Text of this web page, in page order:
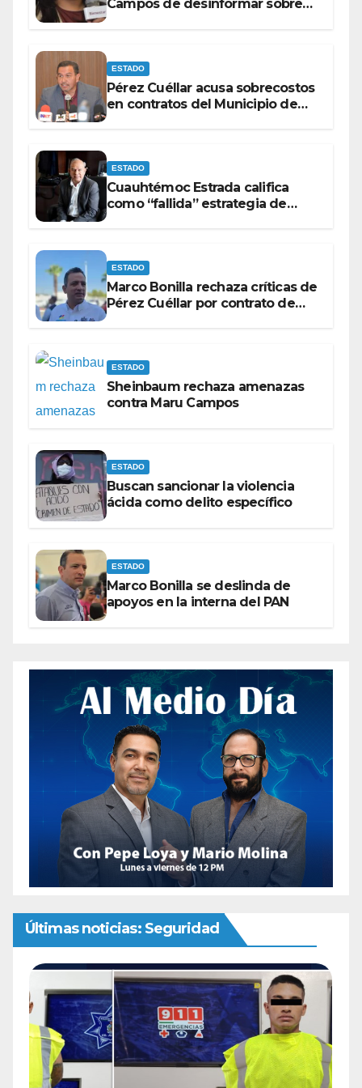
Campos de desinformar sobre
ESTADO
Pérez Cuéllar acusa sobrecostos
en contratos del Municipio de
ESTADO
Cuauhtémoc Estrada califica
como “fallida” estrategia de
ESTADO
Marco Bonilla rechaza críticas de
Pérez Cuéllar por contrato de
ESTADO
Sheinbaum rechaza amenazas
contra Maru Campos
ESTADO
Buscan sancionar la violencia
ácida como delito específico
ESTADO
Marco Bonilla se deslinda de
apoyos en la interna del PAN
Últimas noticias: Seguridad